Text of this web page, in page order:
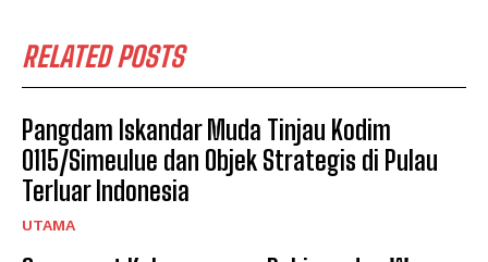
RELATED POSTS
Pangdam Iskandar Muda Tinjau Kodim
0115/Simeulue dan Objek Strategis di Pulau
Terluar Indonesia
UTAMA